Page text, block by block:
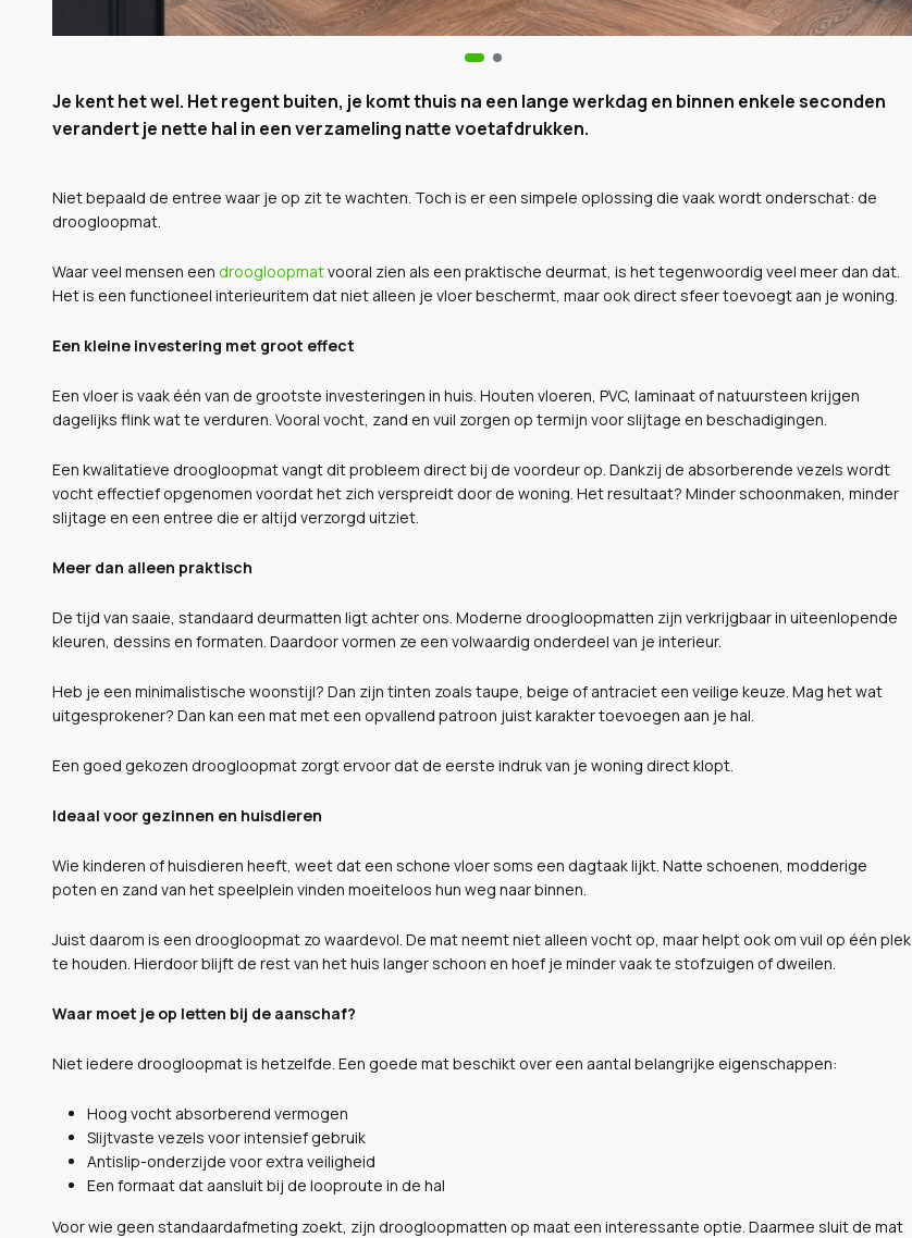
Je kent het wel. Het regent buiten, je komt thuis na een lange werkdag en binnen enkele seconden
verandert je nette hal in een verzameling natte voetafdrukken.
Niet bepaald de entree waar je op zit te wachten. Toch is er een simpele oplossing die vaak wordt onderschat: de
droogloopmat.
Waar veel mensen een droogloopmatvooral zien als een praktische deurmat, is het tegenwoordig veel meer dan dat.
Het is een functioneel interieuritem dat niet alleen je vloer beschermt, maar ook direct sfeer toevoegt aan je woning.
Een kleine investering met groot effect
Een vloer is vaak één van de grootste investeringen in huis. Houten vloeren, PVC, laminaat of natuursteen krijgen
dagelijks flink wat te verduren. Vooral vocht, zand en vuil zorgen op termijn voor slijtage en beschadigingen.
Een kwalitatieve droogloopmat vangt dit probleem direct bij de voordeur op. Dankzij de absorberende vezels wordt
vocht effectief opgenomen voordat het zich verspreidt door de woning. Het resultaat? Minder schoonmaken, minder
slijtage en een entree die er altijd verzorgd uitziet.
Meer dan alleen praktisch
De tijd van saaie, standaard deurmatten ligt achter ons. Moderne droogloopmatten zijn verkrijgbaar in uiteenlopende
kleuren, dessins en formaten. Daardoor vormen ze een volwaardig onderdeel van je interieur.
Heb je een minimalistische woonstijl? Dan zijn tinten zoals taupe, beige of antraciet een veilige keuze. Mag het wat
uitgesprokener? Dan kan een mat met een opvallend patroon juist karakter toevoegen aan je hal.
Een goed gekozen droogloopmat zorgt ervoor dat de eerste indruk van je woning direct klopt.
Ideaal voor gezinnen en huisdieren
Wie kinderen of huisdieren heeft, weet dat een schone vloer soms een dagtaak lijkt. Natte schoenen, modderige
poten en zand van het speelplein vinden moeiteloos hun weg naar binnen.
Juist daarom is een droogloopmat zo waardevol. De mat neemt niet alleen vocht op, maar helpt ook om vuil op één plek
te houden. Hierdoor blijft de rest van het huis langer schoon en hoef je minder vaak te stofzuigen of dweilen.
Waar moet je op letten bij de aanschaf?
Niet iedere droogloopmat is hetzelfde. Een goede mat beschikt over een aantal belangrijke eigenschappen:
Hoog vocht absorberend vermogen
Slijtvaste vezels voor intensief gebruik
Antislip-onderzijde voor extra veiligheid
Een formaat dat aansluit bij de looproute in de hal
Voor wie geen standaardafmeting zoekt, zijn droogloopmatten op maat een interessante optie. Daarmee sluit de mat